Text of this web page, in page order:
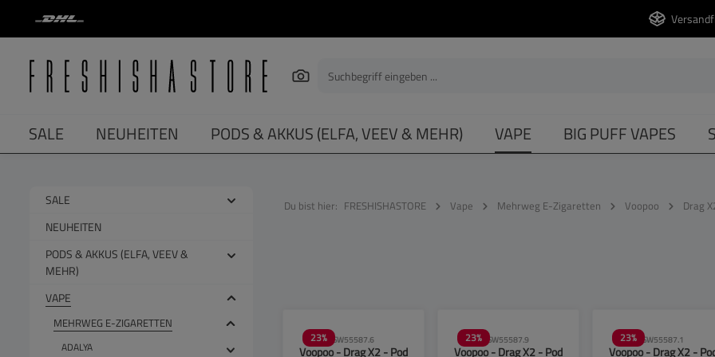
Zur Hauptnavigation springen
SALE NEUHEITEN PODS & AKKUS (ELFA, VEEV & MEHR) VAPE BIG PUFF VAPES
SALE
NEUHEITEN
PODS & AKKUS (ELFA, VEEV &
MEHR)
VAPE
MEHRWEG E-ZIGARETTEN
ADALYA
Du bist hier: FRESHISHASTORE Vape Mehrweg E-Zigaretten Voopoo Drag
23% SW55587.6
Voopoo - Drag X2 - Pod
23% SW55587.9
Voopoo - Drag X2 - Pod
23% SW55587.1
Voopoo - Drag X2 -